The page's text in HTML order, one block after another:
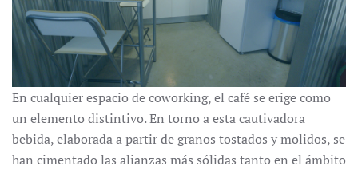
En cualquier espacio de coworking, el café se erige como
un elemento distintivo. En torno a esta cautivadora
bebida, elaborada a partir de granos tostados y molidos, se
han cimentado las alianzas más sólidas tanto en el ámbito